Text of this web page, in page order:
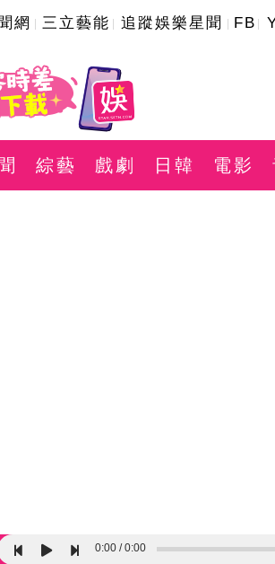
網 三立藝能 追蹤娛樂星聞 FB
綜藝 戲劇 日韓 電影
0:00 0:00